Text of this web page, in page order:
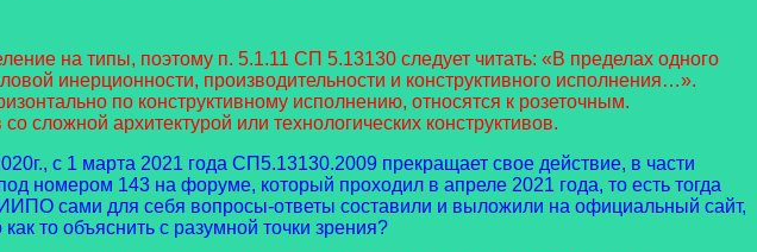
на типы, поэтому п. 5.1.11 СП 5.13130 следует читать: «В пределах одного
инерционности, производительности и конструктивного исполнения…».
по конструктивному исполнению, относятся к розеточным.
сложной архитектурой или технологических конструктивов.
с 1 марта 2021 года СП5.13130.2009 прекращает свое действие, в части
номером 143 на форуме, который проходил в апреле 2021 года, то есть тогда
сами для себя вопросы-ответы составили и выложили на официальный сайт,
то объяснить с разумной точки зрения?